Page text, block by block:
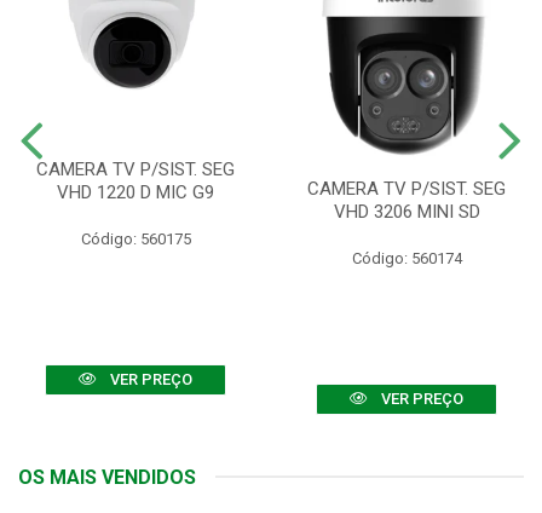
CAMERA TV P/SIST. SEG
VHD 1220 D MIC G9
Código: 560175
VER PREÇO
CAMERA TV P/SIST. SEG
VHD 3206 MINI SD
Código: 560174
VER PREÇO
OS MAIS VENDIDOS